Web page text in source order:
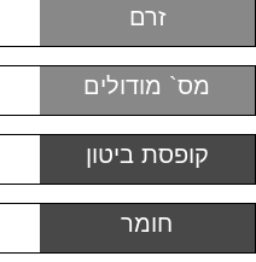
זרם
מס` מודולים
קופסת ביטון
חומר